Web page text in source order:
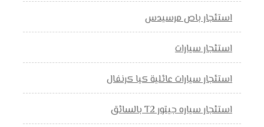
استئجار باص مرسيدس
استئجار سيارات
استئجار سيارات عائلية كيا كرنفال
استئجار سياره جيتور T2 بالسائق